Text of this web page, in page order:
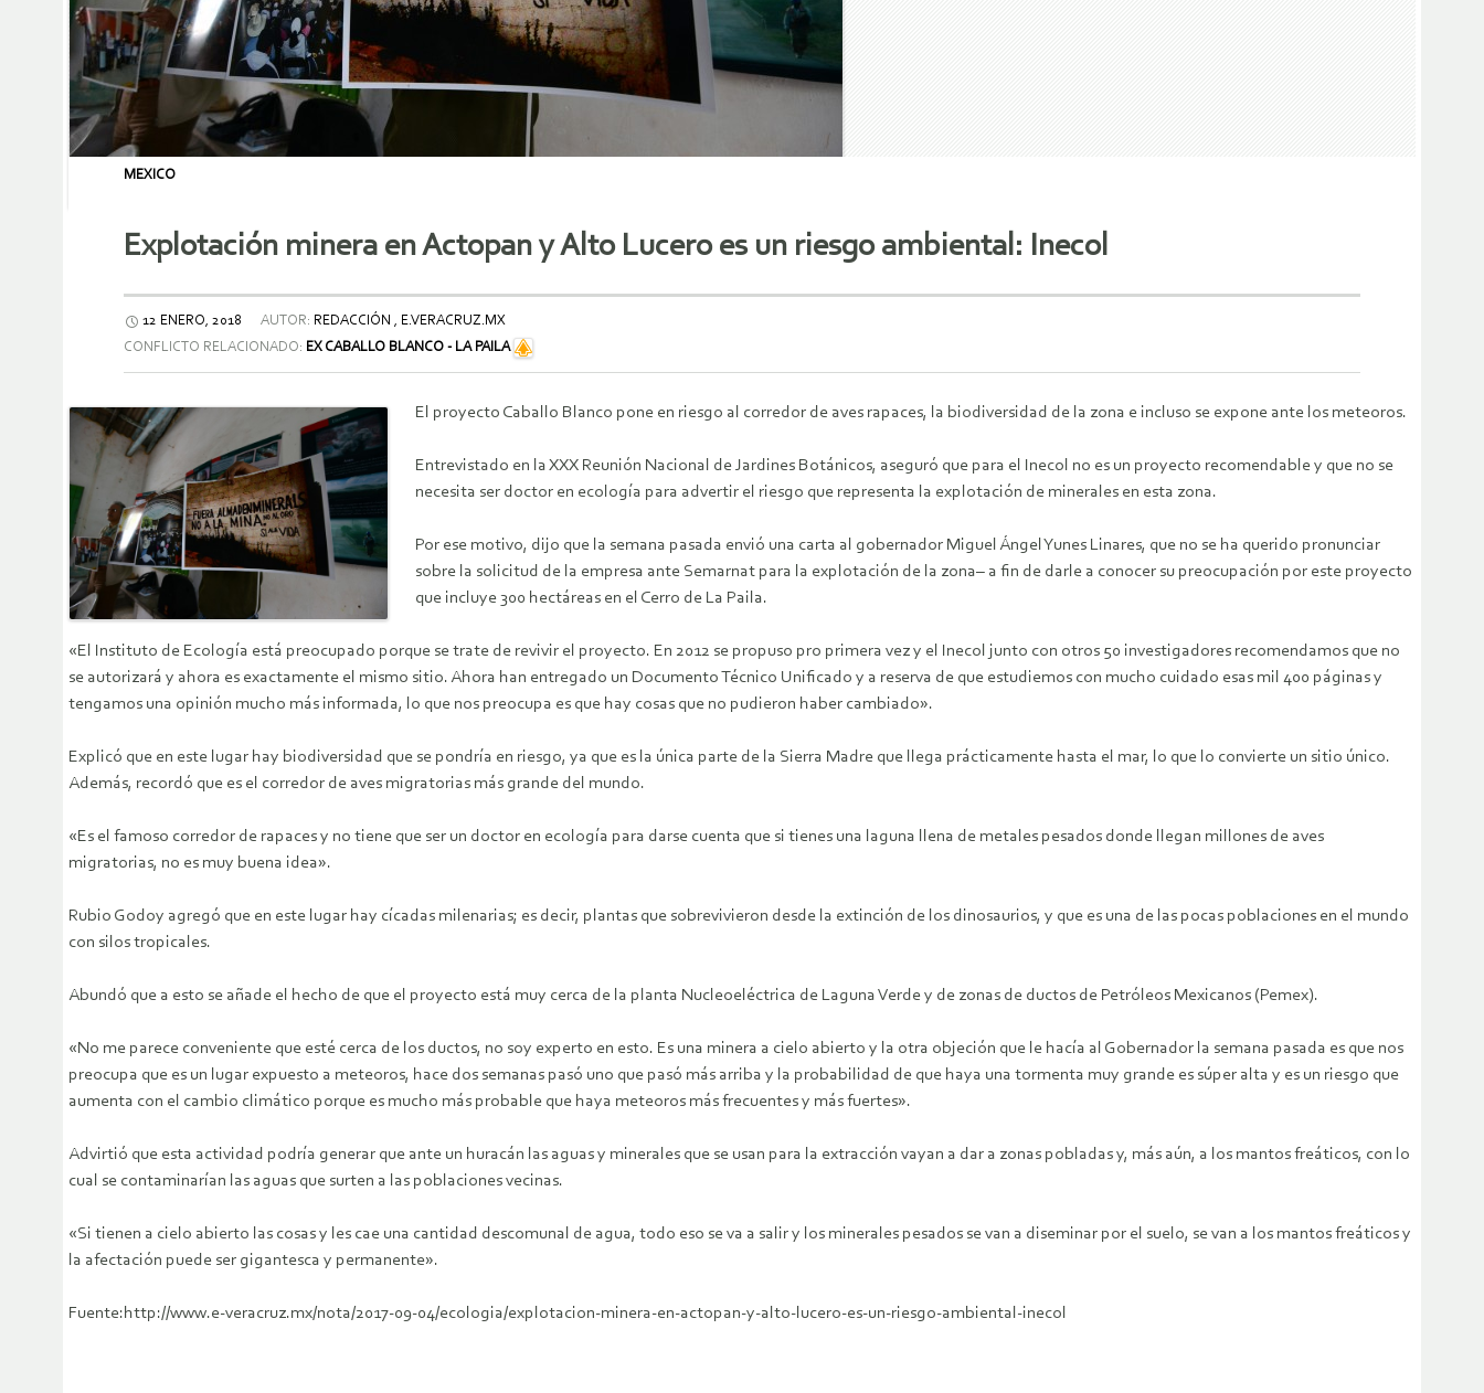
MEXICO
Explotación minera en Actopan y Alto Lucero es un riesgo ambiental: Inecol
12 ENERO, 2018 AUTOR: REDACCIÓN , E.VERACRUZ.MX
CONFLICTO RELACIONADO: EX CABALLO BLANCO - LA PAILA
El proyecto Caballo Blanco pone en riesgo al corredor de aves rapaces, la biodiversidad de la zona e incluso se expone ante los meteoros.
Entrevistado en la XXX Reunión Nacional de Jardines Botánicos, aseguró que para el Inecol no es un proyecto recomendable y que no se
necesita ser doctor en ecología para advertir el riesgo que representa la explotación de minerales en esta zona.
Por ese motivo, dijo que la semana pasada envió una carta al gobernador Miguel Ángel Yunes Linares, que no se ha querido pronunciar
sobre la solicitud de la empresa ante Semarnat para la explotación de la zona– a fin de darle a conocer su preocupación por este proyecto
que incluye 300 hectáreas en el Cerro de La Paila.
«El Instituto de Ecología está preocupado porque se trate de revivir el proyecto. En 2012 se propuso pro primera vez y el Inecol junto con otros 50 investigadores recomendamos que no
se autorizará y ahora es exactamente el mismo sitio. Ahora han entregado un Documento Técnico Unificado y a reserva de que estudiemos con mucho cuidado esas mil 400 páginas y
tengamos una opinión mucho más informada, lo que nos preocupa es que hay cosas que no pudieron haber cambiado».
Explicó que en este lugar hay biodiversidad que se pondría en riesgo, ya que es la única parte de la Sierra Madre que llega prácticamente hasta el mar, lo que lo convierte un sitio único.
Además, recordó que es el corredor de aves migratorias más grande del mundo.
«Es el famoso corredor de rapaces y no tiene que ser un doctor en ecología para darse cuenta que si tienes una laguna llena de metales pesados donde llegan millones de aves
migratorias, no es muy buena idea».
Rubio Godoy agregó que en este lugar hay cícadas milenarias; es decir, plantas que sobrevivieron desde la extinción de los dinosaurios, y que es una de las pocas poblaciones en el mundo
con silos tropicales.
Abundó que a esto se añade el hecho de que el proyecto está muy cerca de la planta Nucleoeléctrica de Laguna Verde y de zonas de ductos de Petróleos Mexicanos (Pemex).
«No me parece conveniente que esté cerca de los ductos, no soy experto en esto. Es una minera a cielo abierto y la otra objeción que le hacía al Gobernador la semana pasada es que nos
preocupa que es un lugar expuesto a meteoros, hace dos semanas pasó uno que pasó más arriba y la probabilidad de que haya una tormenta muy grande es súper alta y es un riesgo que
aumenta con el cambio climático porque es mucho más probable que haya meteoros más frecuentes y más fuertes».
Advirtió que esta actividad podría generar que ante un huracán las aguas y minerales que se usan para la extracción vayan a dar a zonas pobladas y, más aún, a los mantos freáticos, con lo
cual se contaminarían las aguas que surten a las poblaciones vecinas.
«Si tienen a cielo abierto las cosas y les cae una cantidad descomunal de agua, todo eso se va a salir y los minerales pesados se van a diseminar por el suelo, se van a los mantos freáticos y
la afectación puede ser gigantesca y permanente».
Fuente:http://www.e-veracruz.mx/nota/2017-09-04/ecologia/explotacion-minera-en-actopan-y-alto-lucero-es-un-riesgo-ambiental-inecol